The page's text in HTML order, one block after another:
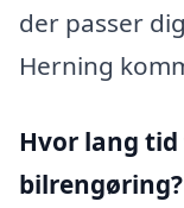
der passer
Herning
Hvor lang
bilrengøring?